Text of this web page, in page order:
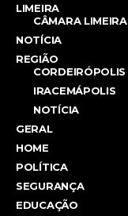
LIMEIRA
CÂMARA LIMEIRA
NOTÍCIA
REGIÃO
CORDEIRÓPOLIS
IRACEMÁPOLIS
NOTÍCIA
GERAL
HOME
POLÍTICA
SEGURANÇA
EDUCAÇÃO